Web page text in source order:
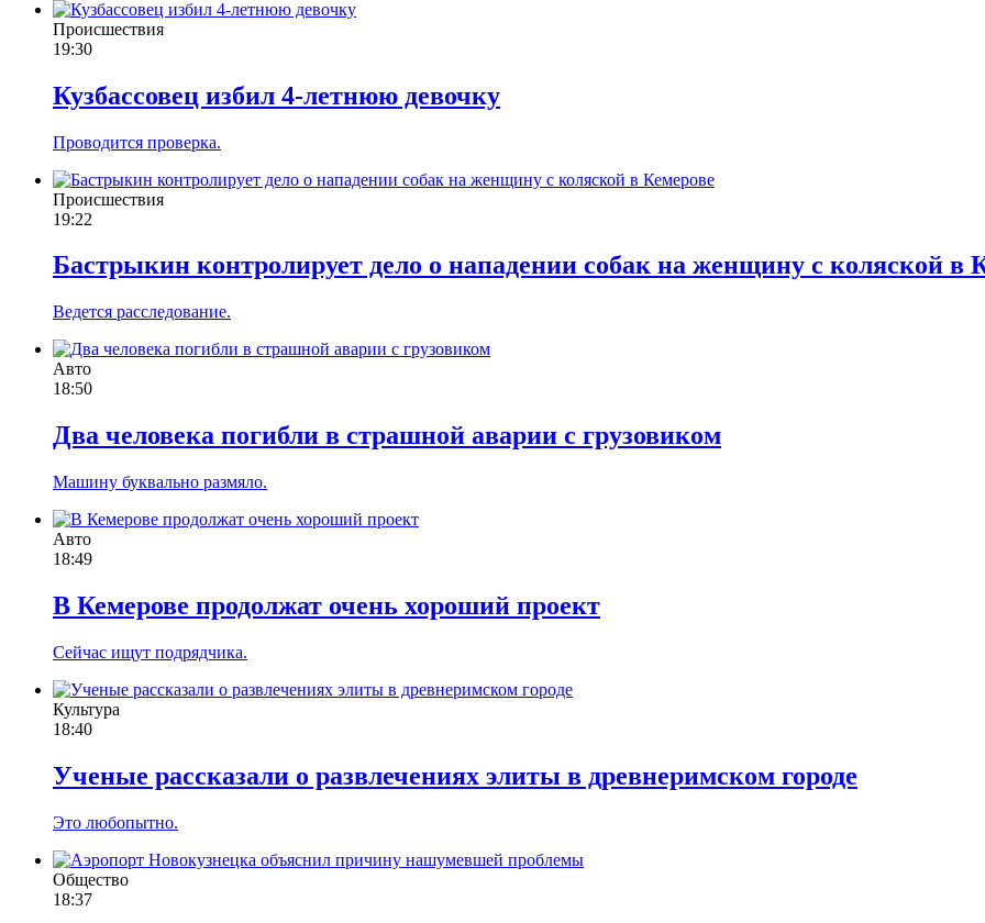
Происшествия
19:30
Кузбассовец избил 4-летнюю девочку
Проводится проверка.
Происшествия
19:22
Бастрыкин контролирует дело о нападении собак на женщину с коляской в
Ведется расследование.
Авто
18:50
Два человека погибли в страшной аварии с грузовиком
Машину буквально размяло.
Авто
18:49
В Кемерове продолжат очень хороший проект
Сейчас ищут подрядчика.
Культура
18:40
Ученые рассказали о развлечениях элиты в древнеримском городе
Это любопытно.
Общество
18:37